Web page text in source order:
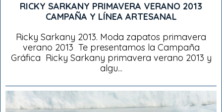
RICKY SARKANY PRIMAVERA VERANO 2013
CAMPAÑA Y LÍNEA ARTESANAL
Ricky Sarkany 2013. Moda zapatos primavera
verano 2013 Te presentamos la Campaña
Gráfica Ricky Sarkany primavera verano 2013 y
algu...